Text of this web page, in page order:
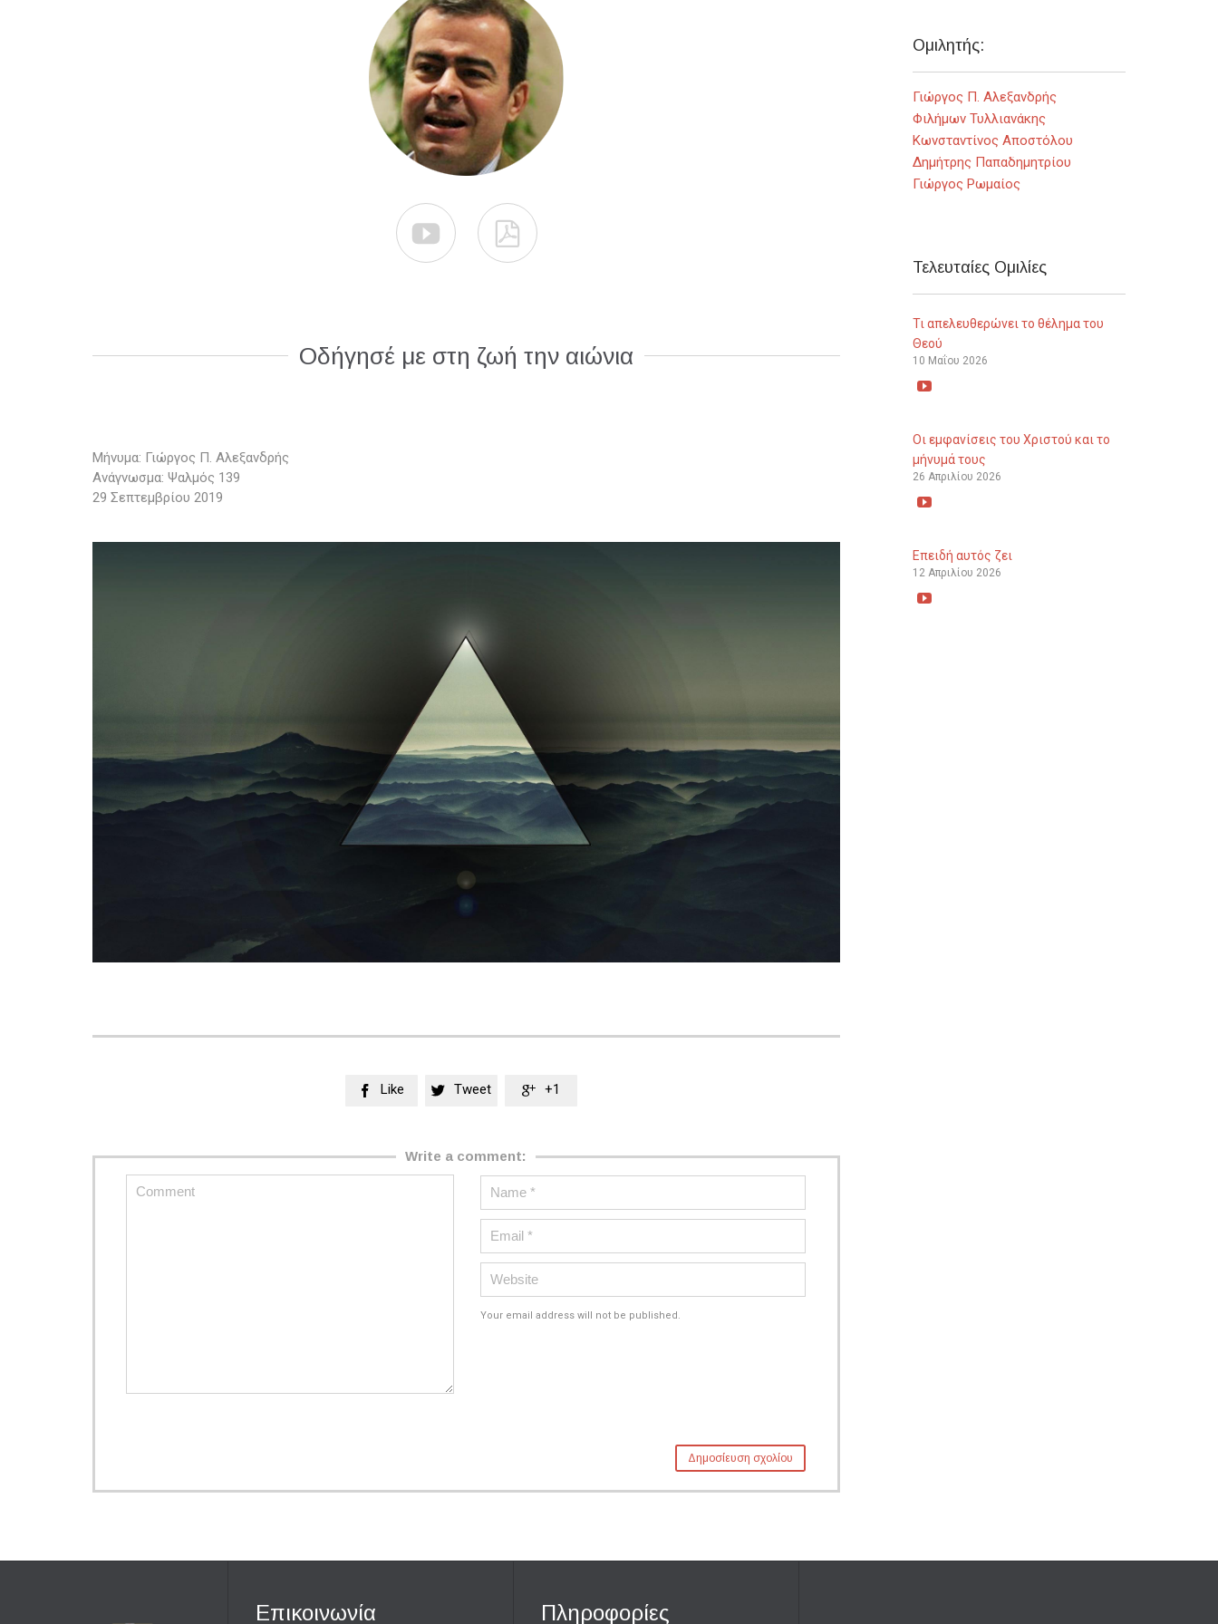
 
Οδήγησέ με στη ζωή την αιώνια
Μήνυμα: Γιώργος Π. Αλεξανδρής
Ανάγνωσμα: Ψαλμός 139
29 Σεπτεμβρίου 2019
 Like  Tweet  +1
Write a comment:
Your email address will not be published.
Ομιλητής:
Γιώργος Π. Αλεξανδρής
Φιλήμων Τυλλιανάκης
Κωνσταντίνος Αποστόλου
Δημήτρης Παπαδημητρίου
Γιώργος Ρωμαίος
Τελευταίες Ομιλίες
Τι απελευθερώνει το θέλημα του
Θεού
10 Μαΐου 2026

Οι εμφανίσεις του Χριστού και το
μήνυμά τους
26 Απριλίου 2026

Επειδή αυτός ζει
12 Απριλίου 2026

Επικοινωνία Πληροφορίες